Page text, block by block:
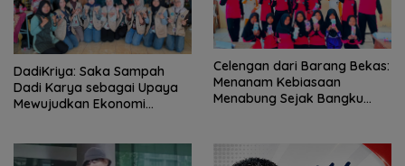
DadiKriya: Saka Sampah
Dadi Karya sebagai Upaya
Mewujudkan Ekonomi
Celengan dari Barang Bekas:
Menanam Kebiasaan
Menabung Sejak Bangku